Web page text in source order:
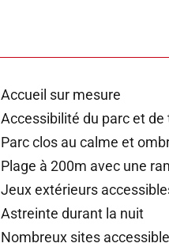
Accueil sur mesure
Accessibilité du parc et de
Parc clos au calme et
Plage à 200m avec une
Jeux extérieurs
Astreinte durant la nuit
Nombreux sites